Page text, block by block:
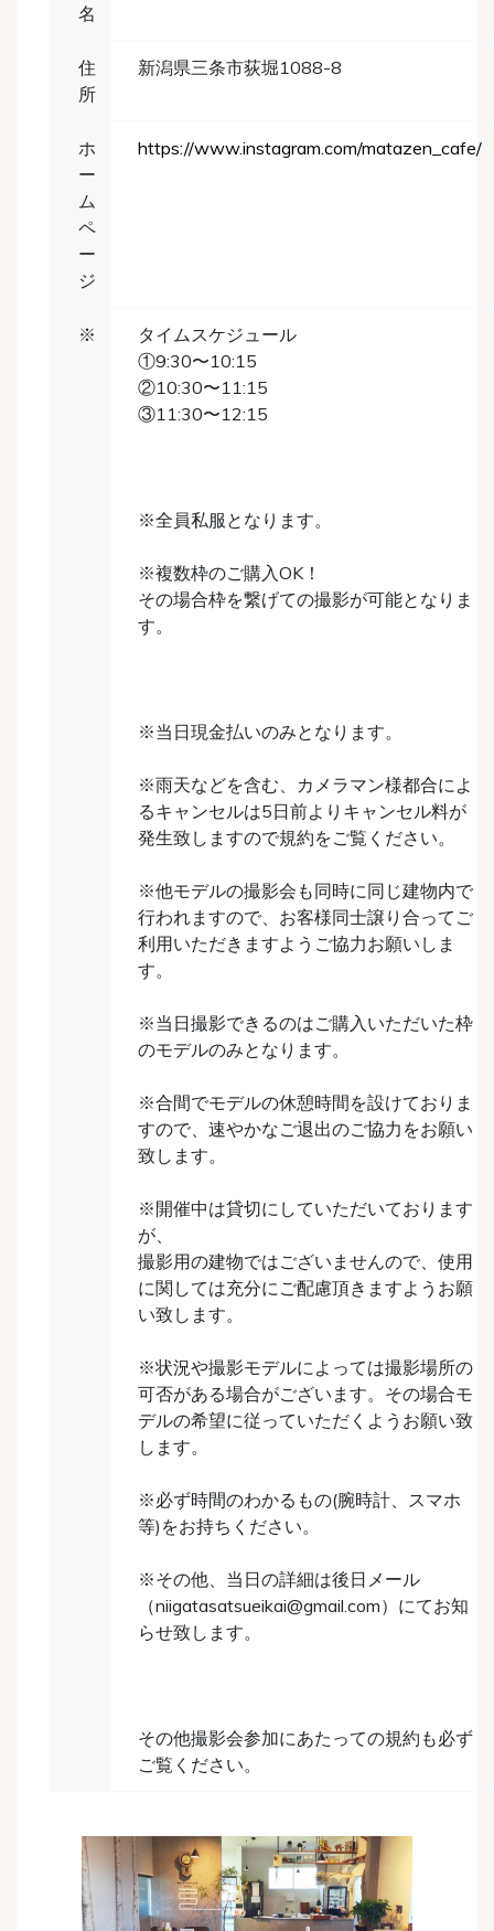
名
住
所
新潟県三条市荻堀1088-8
ホ
ー
ム
ペ
ー
ジ
https://www.instagram.com/matazen_cafe/
※
タイムスケジュール
①9:30〜10:15
②10:30〜11:15
③11:30〜12:15
※全員私服となります。
※複数枠のご購入OK！
その場合枠を繋げての撮影が可能となりま
す。
※当日現金払いのみとなります。
※雨天などを含む、カメラマン様都合によ
るキャンセルは5日前よりキャンセル料が
発生致しますので規約をご覧ください。
※他モデルの撮影会も同時に同じ建物内で
行われますので、お客様同士譲り合ってご
利用いただきますようご協力お願いしま
す。
※当日撮影できるのはご購入いただいた枠
のモデルのみとなります。
※合間でモデルの休憩時間を設けておりま
すので、速やかなご退出のご協力をお願い
致します。
※開催中は貸切にしていただいております
が、
撮影用の建物ではございませんので、使用
に関しては充分にご配慮頂きますようお願
い致します。
※状況や撮影モデルによっては撮影場所の
可否がある場合がございます。その場合モ
デルの希望に従っていただくようお願い致
します。
※必ず時間のわかるもの(腕時計、スマホ
等)をお持ちください。
※その他、当日の詳細は後日メール
（niigatasatsueikai@gmail.com）にてお知
らせ致します。
その他撮影会参加にあたっての規約も必ず
ご覧ください。